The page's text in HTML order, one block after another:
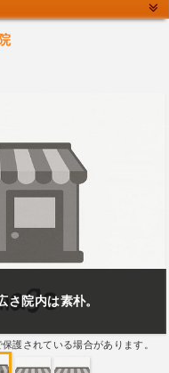
院内は素朴。
護されている場合があります。